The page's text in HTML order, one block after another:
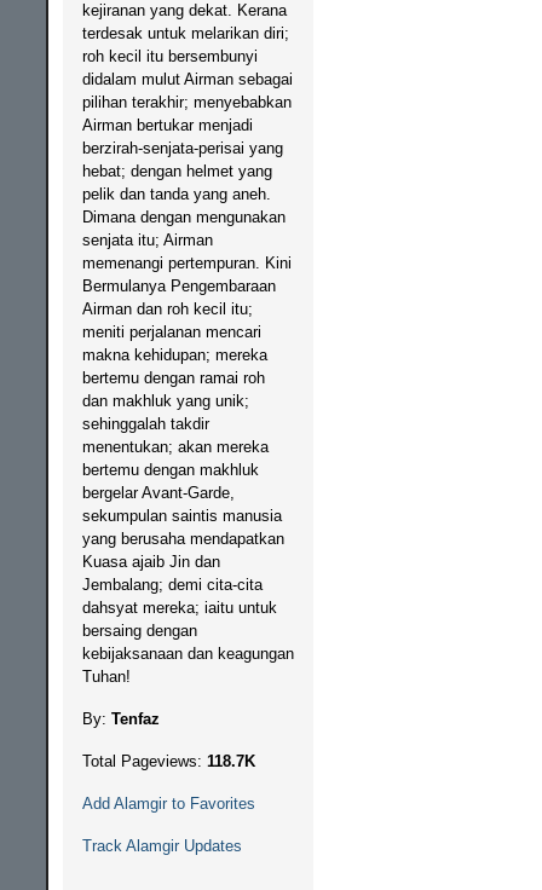
kejiranan yang dekat. Kerana
terdesak untuk melarikan diri;
roh kecil itu bersembunyi
didalam mulut Airman sebagai
pilihan terakhir; menyebabkan
Airman bertukar menjadi
berzirah-senjata-perisai yang
hebat; dengan helmet yang
pelik dan tanda yang aneh.
Dimana dengan mengunakan
senjata itu; Airman
memenangi pertempuran. Kini
Bermulanya Pengembaraan
Airman dan roh kecil itu;
meniti perjalanan mencari
makna kehidupan; mereka
bertemu dengan ramai roh
dan makhluk yang unik;
sehinggalah takdir
menentukan; akan mereka
bertemu dengan makhluk
bergelar Avant-Garde,
sekumpulan saintis manusia
yang berusaha mendapatkan
Kuasa ajaib Jin dan
Jembalang; demi cita-cita
dahsyat mereka; iaitu untuk
bersaing dengan
kebijaksanaan dan keagungan
Tuhan!
By: Tenfaz
Total Pageviews: 118.7K
Add Alamgir to Favorites
Track Alamgir Updates